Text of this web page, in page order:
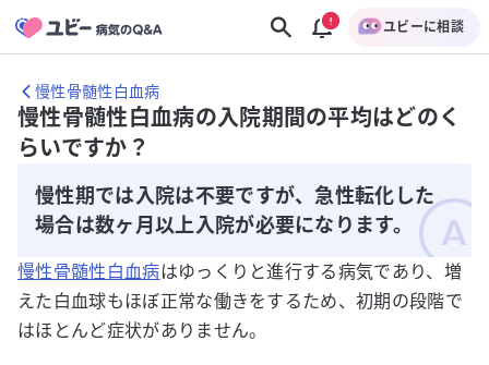
ユビーに相談
慢性骨髄性白血病
慢性骨髄性白血病の入院期間の平均はどのく
らいですか？
慢性期では入院は不要ですが、急性転化した
場合は数ヶ月以上入院が必要になります。
慢性骨髄性白血病はゆっくりと進行する病気であり、増
えた白血球もほぼ正常な働きをするため、初期の段階で
はほとんど症状がありません。